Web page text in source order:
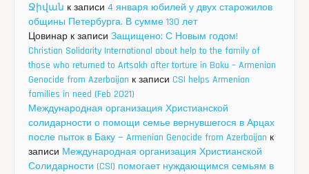
Ջիվան к записи 4 января юбилей у двух старожилов
общины Петербурга. В сумме 130 лет
Цовинар к записи Защищено: С Новым годом!
Christian Solidarity International about help to the family of
those who returned to Artsakh after torture in Baku – Armenian
Genocide from Azerbaijan к записи CSI helps Armenian
families in need (Feb 2021)
Международная организация Христианской
солидарности о помощи семье вернувшегося в Арцах
после пыток в Баку — Armenian Genocide from Azerbaijan к
записи Международная организация Христианской
Солидарности (CSI) помогает нуждающимся семьям в